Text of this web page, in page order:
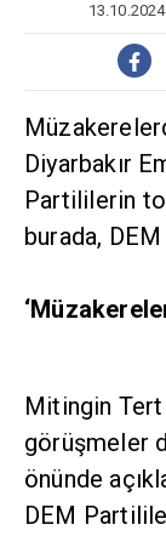
Diyarbakır
Partililerin
burada,
Mitingin
görüşmeler
önünde
DEM